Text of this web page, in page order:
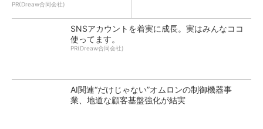
PR(Dreaw合同会社)
SNSアカウントを着実に成長。実はみんなココ
使ってます。
PR(Dreaw合同会社)
AI関連“だけじゃない”オムロンの制御機器事
業、地道な顧客基盤強化が結実